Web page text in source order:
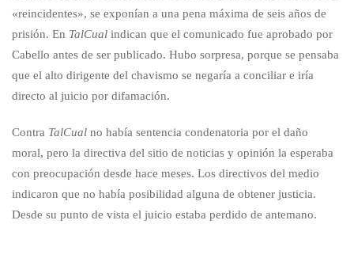
«reincidentes», se exponían a una pena máxima de seis años de
prisión. En TalCual indican que el comunicado fue aprobado por
Cabello antes de ser publicado. Hubo sorpresa, porque se pensaba
que el alto dirigente del chavismo se negaría a conciliar e iría
directo al juicio por difamación.
Contra TalCual no había sentencia condenatoria por el daño
moral, pero la directiva del sitio de noticias y opinión la esperaba
con preocupación desde hace meses. Los directivos del medio
indicaron que no había posibilidad alguna de obtener justicia.
Desde su punto de vista el juicio estaba perdido de antemano.